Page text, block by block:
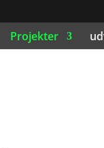
Projekter